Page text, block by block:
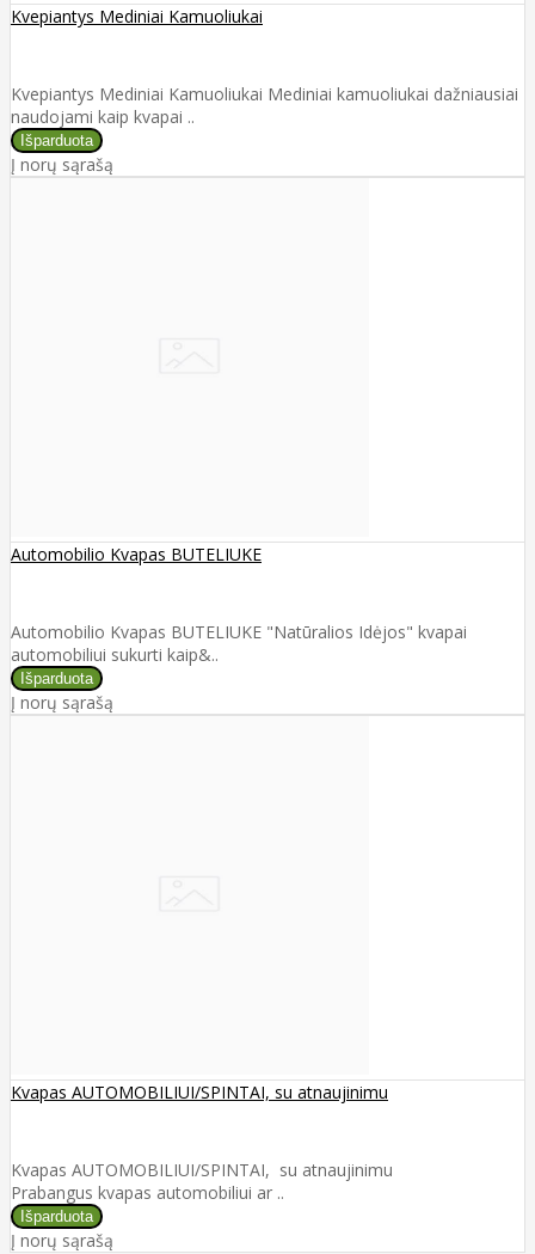
Kvepiantys Mediniai Kamuoliukai
Kvepiantys Mediniai Kamuoliukai Mediniai kamuoliukai dažniausiai
naudojami kaip kvapai ..
Į norų sąrašą
Automobilio Kvapas BUTELIUKE
Automobilio Kvapas BUTELIUKE "Natūralios Idėjos" kvapai
automobiliui sukurti kaip&..
Į norų sąrašą
Kvapas AUTOMOBILIUI/SPINTAI, su atnaujinimu
Kvapas AUTOMOBILIUI/SPINTAI, su atnaujinimu
Prabangus kvapas automobiliui ar ..
Į norų sąrašą